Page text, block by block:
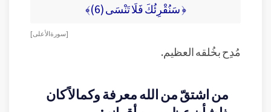
﴿ سَنُقْرِئُكَ فَلَا تَنْسَى (6)﴾
[ سورة الأعلى ]
مُدِح بخُلقه العظيم.
من اشتقّ من الله معرفة وكمالاً كان